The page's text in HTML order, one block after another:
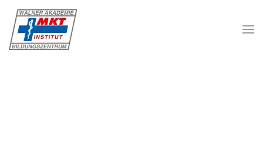
Skip to main content